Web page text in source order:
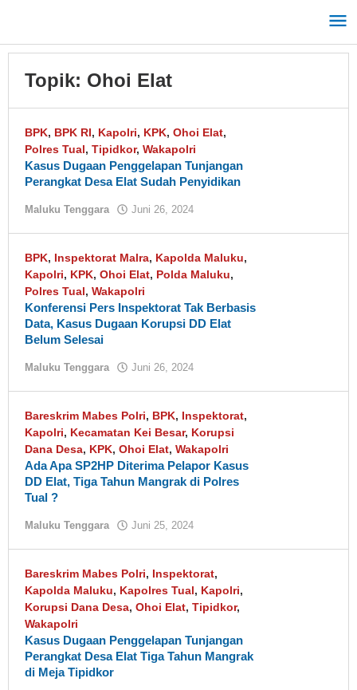
konten
Topik: Ohoi Elat
BPK, BPK RI, Kapolri, KPK, Ohoi Elat,
Polres Tual, Tipidkor, Wakapolri
Kasus Dugaan Penggelapan Tunjangan
Perangkat Desa Elat Sudah Penyidikan
Maluku Tenggara Juni 26, 2024
BPK, Inspektorat Malra, Kapolda Maluku,
Kapolri, KPK, Ohoi Elat, Polda Maluku,
Polres Tual, Wakapolri
Konferensi Pers Inspektorat Tak Berbasis
Data, Kasus Dugaan Korupsi DD Elat
Belum Selesai
Maluku Tenggara Juni 26, 2024
Bareskrim Mabes Polri, BPK, Inspektorat,
Kapolri, Kecamatan Kei Besar, Korupsi
Dana Desa, KPK, Ohoi Elat, Wakapolri
Ada Apa SP2HP Diterima Pelapor Kasus
DD Elat, Tiga Tahun Mangrak di Polres
Tual ?
Maluku Tenggara Juni 25, 2024
Bareskrim Mabes Polri, Inspektorat,
Kapolda Maluku, Kapolres Tual, Kapolri,
Korupsi Dana Desa, Ohoi Elat, Tipidkor,
Wakapolri
Kasus Dugaan Penggelapan Tunjangan
Perangkat Desa Elat Tiga Tahun Mangrak
di Meja Tipidkor